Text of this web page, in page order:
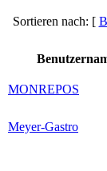
Sortieren nach: [
MONREPOS
Meyer-Gastro